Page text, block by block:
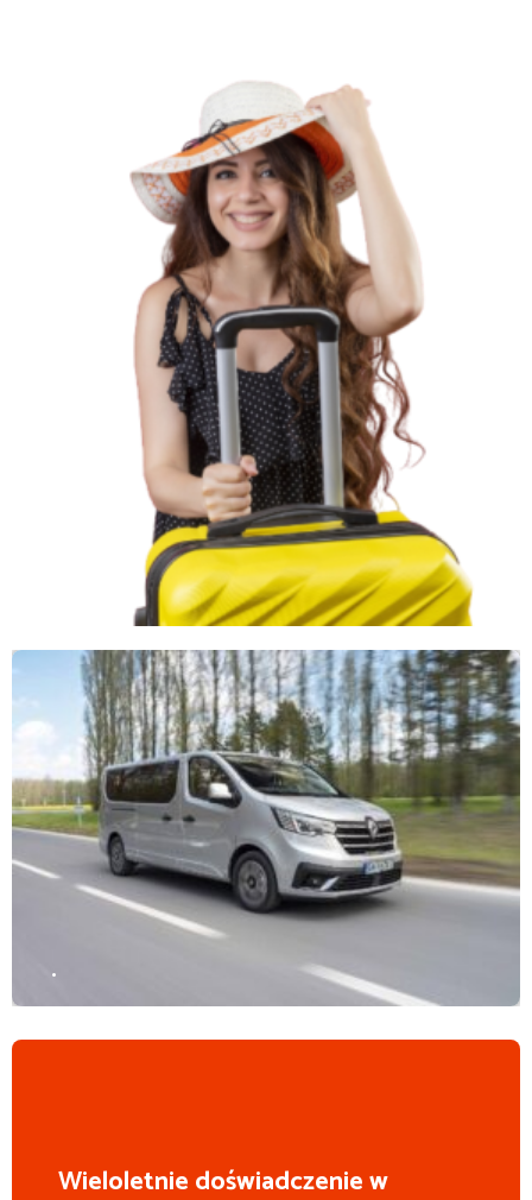
.
Wieloletnie doświadczenie w